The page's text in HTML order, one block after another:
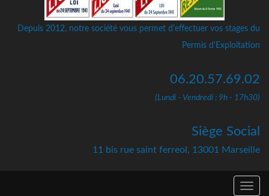
Depuis 2012, notre société vous permet d'effectuer vos stages du
Permis d'Exploitation
06.20.57.69.02
(Lundi - Vendredi : 9h - 17h30)
Siège Social
11 bis rue saint ferreol, 13001 Marseille